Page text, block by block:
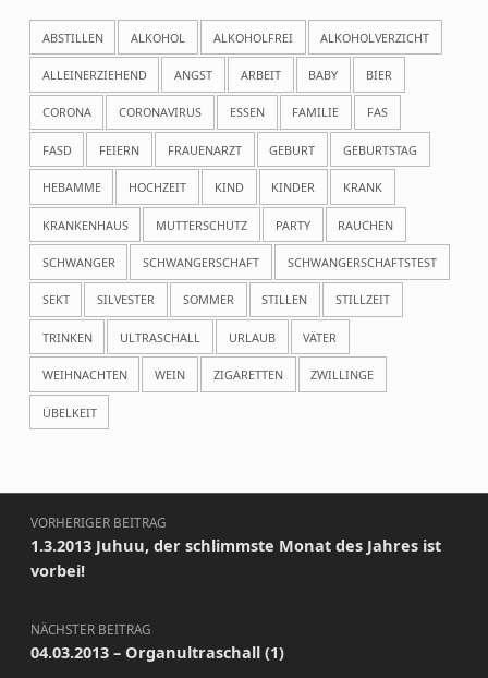
ABSTILLEN ALKOHOL ALKOHOLFREI ALKOHOLVERZICHT
ALLEINERZIEHEND ANGST ARBEIT BABY BIER
CORONA CORONAVIRUS ESSEN FAMILIE FAS
FASD FEIERN FRAUENARZT GEBURT GEBURTSTAG
HEBAMME HOCHZEIT KIND KINDER KRANK
KRANKENHAUS MUTTERSCHUTZ PARTY RAUCHEN
SCHWANGER SCHWANGERSCHAFT SCHWANGERSCHAFTSTEST
SEKT SILVESTER SOMMER STILLEN STILLZEIT
TRINKEN ULTRASCHALL URLAUB VÄTER
WEIHNACHTEN WEIN ZIGARETTEN ZWILLINGE
ÜBELKEIT
Beitragsnavigation
VORHERIGER BEITRAG
1.3.2013 Juhuu, der schlimmste Monat des Jahres ist
vorbei!
NÄCHSTER BEITRAG
04.03.2013 – Organultraschall (1)